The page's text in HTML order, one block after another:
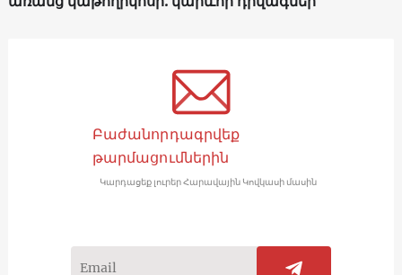
Բաժանորդագրվեք
թարմացումներին
Կարդացեք լուրեր Հարավային Կովկասի մասին